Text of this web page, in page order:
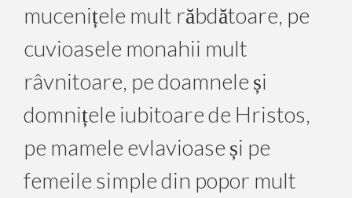
mucenițele mult răbdătoare, pe
cuvioasele monahii mult
râvnitoare, pe doamnele și
domnițele iubitoare de Hristos,
pe mamele evlavioase și pe
femeile simple din popor mult